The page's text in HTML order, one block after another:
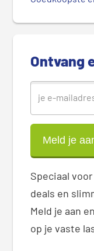
d
Ontvang
Speciaal
deals en
Meld je aan
op je vaste